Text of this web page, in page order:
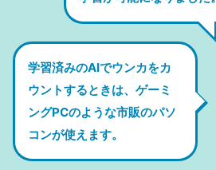
学習済みのAIでウンカをカ
ウントするときは、ゲーミ
ングPCのような市販のパソ
コンが使えます。